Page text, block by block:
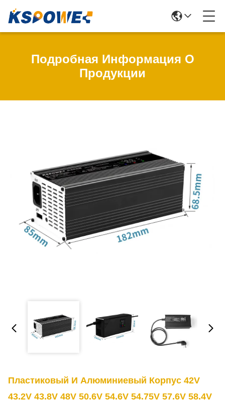
Подробная Информация О
Продукции
Пластиковый И Алюминиевый Корпус 42V
43.2V 43.8V 48V 50.6V 54.6V 54.75V 57.6V 58.4V